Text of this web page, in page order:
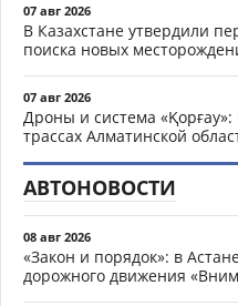
07 авг 2026
В Казахстане утвердили
поиска новых
07 авг 2026
Дроны и система
трассах Алматинской
АВТОНОВОСТИ
08 авг 2026
«Закон и порядок»: в
дорожного движения